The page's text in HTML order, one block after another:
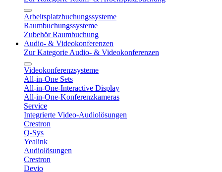
Arbeitsplatzbuchungssysteme
Raumbuchungssysteme
Zubehör Raumbuchung
Audio- & Videokonferenzen
Zur Kategorie Audio- & Videokonferenzen
Videokonferenzsysteme
All-in-One Sets
All-in-One-Interactive Display
All-in-One-Konferenzkameras
Service
Integrierte Video-Audiolösungen
Crestron
Q-Sys
Yealink
Audiolösungen
Crestron
Devio